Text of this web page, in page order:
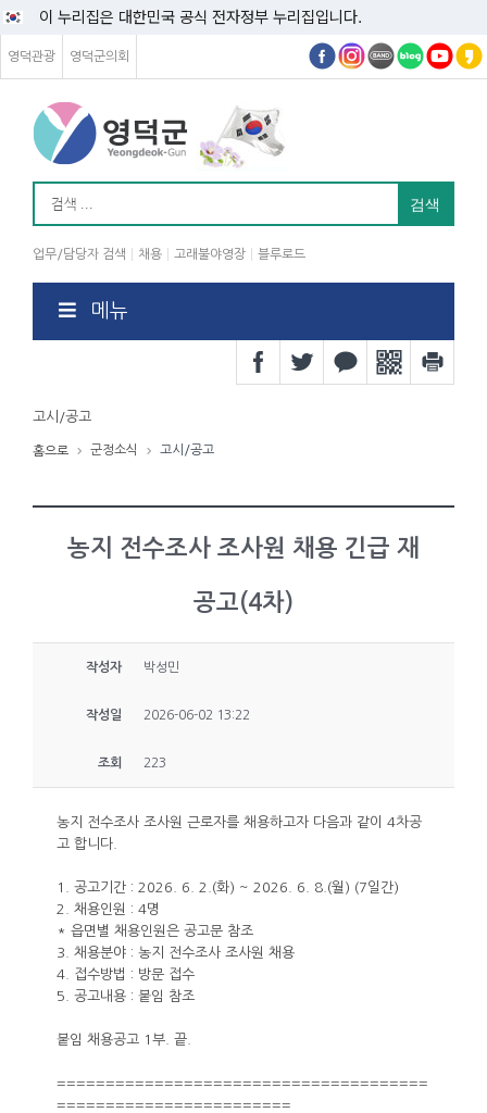
이 누리집은 대한민국 공식 전자정부 누리집입니다.
영덕관광 영덕군의회
업무/담당자 검색 채용 고래불야영장 블루로드
메뉴
고시/공고
홈으로 군정소식 고시/공고
농지 전수조사 조사원 채용 긴급 재
공고(4차)
작성자 박성민
작성일 2026-06-02 13:22
조회 223
농지 전수조사 조사원 근로자를 채용하고자 다음과 같이 4차공
고 합니다.
1. 공고기간 : 2026. 6. 2.(화) ~ 2026. 6. 8.(월) (7일간)
2. 채용인원 : 4명
* 읍면별 채용인원은 공고문 참조
3. 채용분야 : 농지 전수조사 조사원 채용
4. 접수방법 : 방문 접수
5. 공고내용 : 붙임 참조
붙임 채용공고 1부. 끝.
======================================
========================